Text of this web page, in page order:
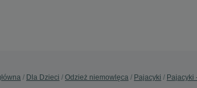
Dla Dzieci Odzież niemowlęca Pajacyki Pajacyki